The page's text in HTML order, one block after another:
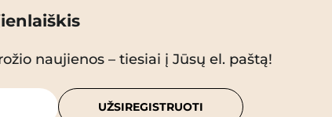
naujienos – tiesiai į Jūsų el. paštą!
UŽSIREGISTRUOTI